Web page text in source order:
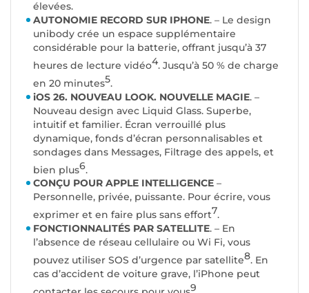
élevées.
AUTONOMIE RECORD SUR IPHONE. – Le design
unibody crée un espace supplémentaire
considérable pour la batterie, offrant jusqu’à 37
heures de lecture vidéo4. Jusqu’à 50 % de charge
en 20 minutes5.
iOS 26. NOUVEAU LOOK. NOUVELLE MAGIE. –
Nouveau design avec Liquid Glass. Superbe,
intuitif et familier. Écran verrouillé plus
dynamique, fonds d’écran personnalisables et
sondages dans Messages, Filtrage des appels, et
bien plus6.
CONÇU POUR APPLE INTELLIGENCE –
Personnelle, privée, puissante. Pour écrire, vous
exprimer et en faire plus sans effort7.
FONCTIONNALITÉS PAR SATELLITE. – En
l’absence de réseau cellulaire ou Wi Fi, vous
pouvez utiliser SOS d’urgence par satellite8. En
cas d’accident de voiture grave, l’iPhone peut
9